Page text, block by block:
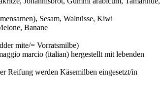
Sesam, Walnüsse, Kiwi
Banane
mite/= Vorratsmilbe)
marcio(italian) hergestellt mit lebenden
Reifung werden Käsemilben eingesetzt/in